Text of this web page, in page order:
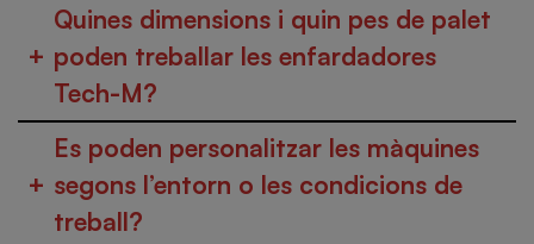
+
Quines dimensions i quin pes de palet
poden treballar les enfardadores
Tech-M?
+
Es poden personalitzar les màquines
segons l’entorn o les condicions de
treball?